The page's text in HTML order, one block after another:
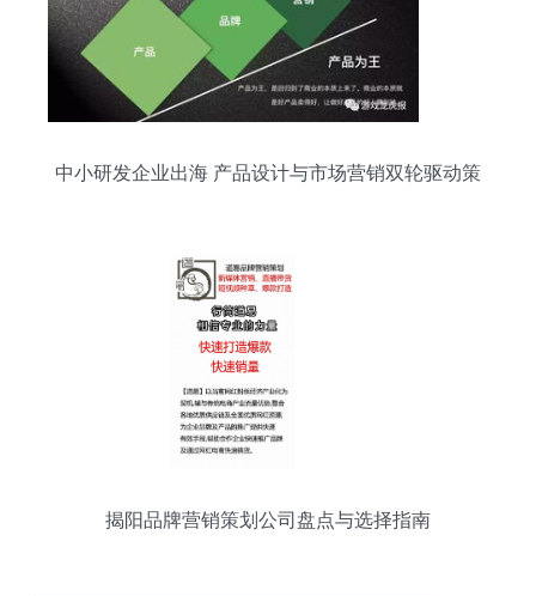
中小研发企业出海 产品设计与市场营销双轮驱动策
揭阳品牌营销策划公司盘点与选择指南